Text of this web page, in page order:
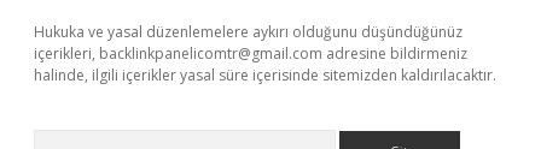
Hukuka ve yasal düzenlemelere aykırı olduğunu düşündüğünüz
içerikleri, backlinkpanelicomtr@gmail.com adresine bildirmeniz
halinde, ilgili içerikler yasal süre içerisinde sitemizden kaldırılacaktır.